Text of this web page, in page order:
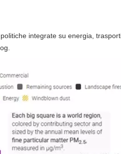
integrate su energia,